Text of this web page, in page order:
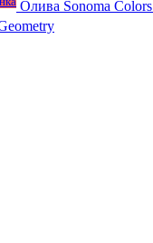
Олива Sonoma Colors